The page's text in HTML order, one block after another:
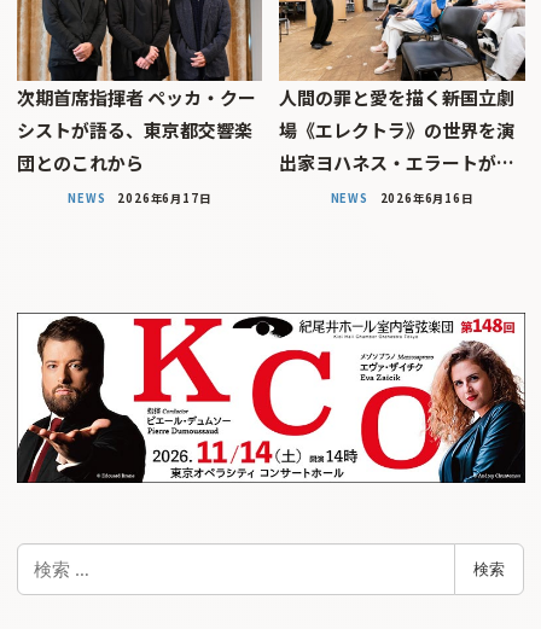
次期首席指揮者 ペッカ・クー
シストが語る、東京都交響楽
団とのこれから
NEWS 2026年6月17日
人間の罪と愛を描く――新国立劇
場《エレクトラ》の世界を演
出家ヨハネス・エラートが…
NEWS 2026年6月16日
検
検索